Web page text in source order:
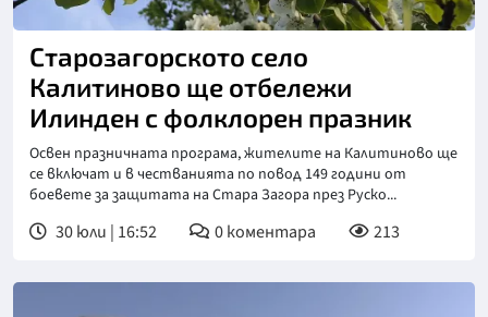
Старозагорското село
Калитиново ще отбележи
Илинден с фолклорен празник
Освен празничната програма, жителите на Калитиново ще
се включат и в честванията по повод 149 години от
боевете за защитата на Стара Загора през Руско...
30 юли | 16:52 0коментара 213